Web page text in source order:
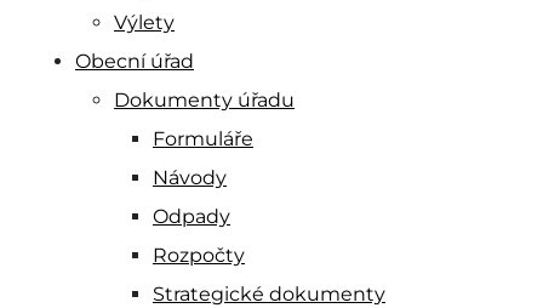
Výlety
Obecní úřad
Dokumenty úřadu
Formuláře
Návody
Odpady
Rozpočty
Strategické dokumenty